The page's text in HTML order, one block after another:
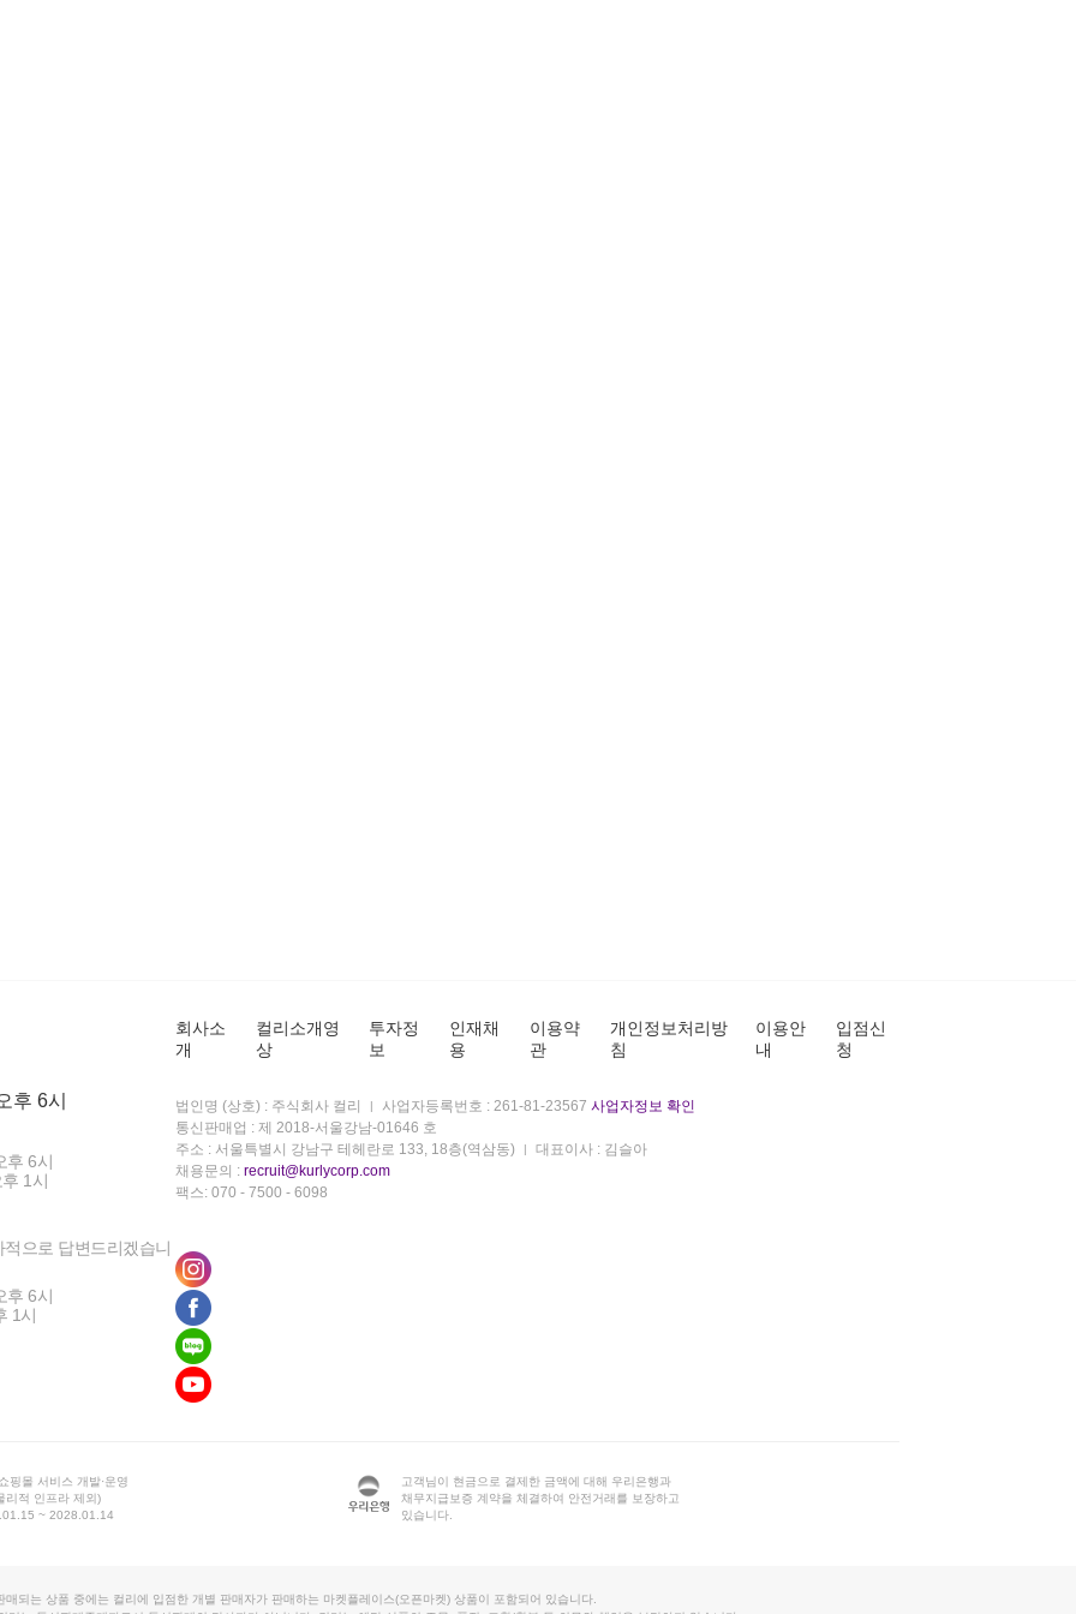
후 6시
후 6시
1시
으로 답변드리겠습니
후 6시
1시
회사소
개
컬리소개영
상
투자정
보
인재채
용
이용약
관
개인정보처리방
침
이용안
내
입점신
청
법인명 (상호) : 주식회사 컬리 사업자등록번호 : 261-81-23567 사업자정보 확인
통신판매업 : 제 2018-서울강남-01646 호
주소 : 서울특별시 강남구 테헤란로 133, 18층(역삼동)
대표이사 : 김슬아
채용문의 : recruit@kurlycorp.com
팩스: 070 - 7500 - 6098
핑몰 서비스 개발·운영
리적 인프라 제외)
~ 2028.01.14
고객님이 현금으로 결제한 금액에 대해 우리은행과
채무지급보증 계약을 체결하여 안전거래를 보장하고
있습니다.
매되는 상품 중에는 컬리에 입점한 개별 판매자가 판매하는 마켓플레이스(오픈마켓) 상품이 포함되어 있습니다.